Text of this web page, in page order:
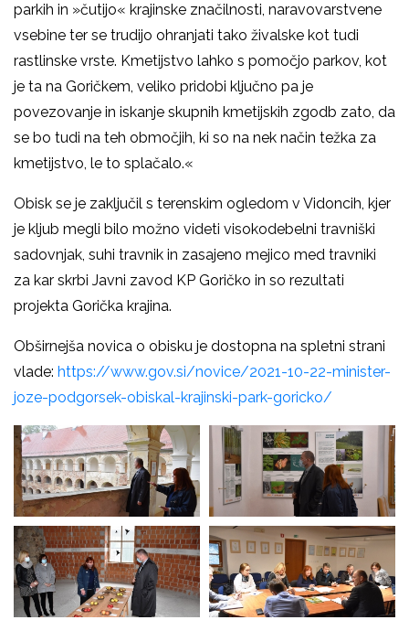
parkih in »čutijo« krajinske značilnosti, naravovarstvene
vsebine ter se trudijo ohranjati tako živalske kot tudi
rastlinske vrste. Kmetijstvo lahko s pomočjo parkov, kot
je ta na Goričkem, veliko pridobi ključno pa je
povezovanje in iskanje skupnih kmetijskih zgodb zato, da
se bo tudi na teh območjih, ki so na nek način težka za
kmetijstvo, le to splačalo.«
Obisk se je zaključil s terenskim ogledom v Vidoncih, kjer
je kljub megli bilo možno videti visokodebelni travniški
sadovnjak, suhi travnik in zasajeno mejico med travniki
za kar skrbi Javni zavod KP Goričko in so rezultati
projekta Gorička krajina.
Obširnejša novica o obisku je dostopna na spletni strani
vlade: https://www.gov.si/novice/2021-10-22-minister-
joze-podgorsek-obiskal-krajinski-park-goricko/